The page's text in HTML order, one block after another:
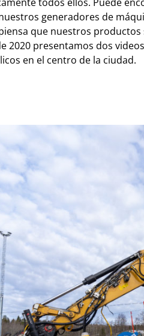
generadores de
que nuestros
2020 presentamos dos
en el centro de la ciudad.